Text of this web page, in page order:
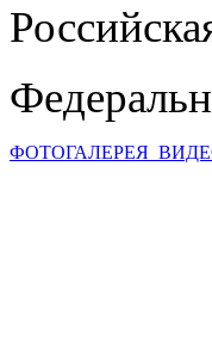
ФОТОГАЛЕРЕЯ